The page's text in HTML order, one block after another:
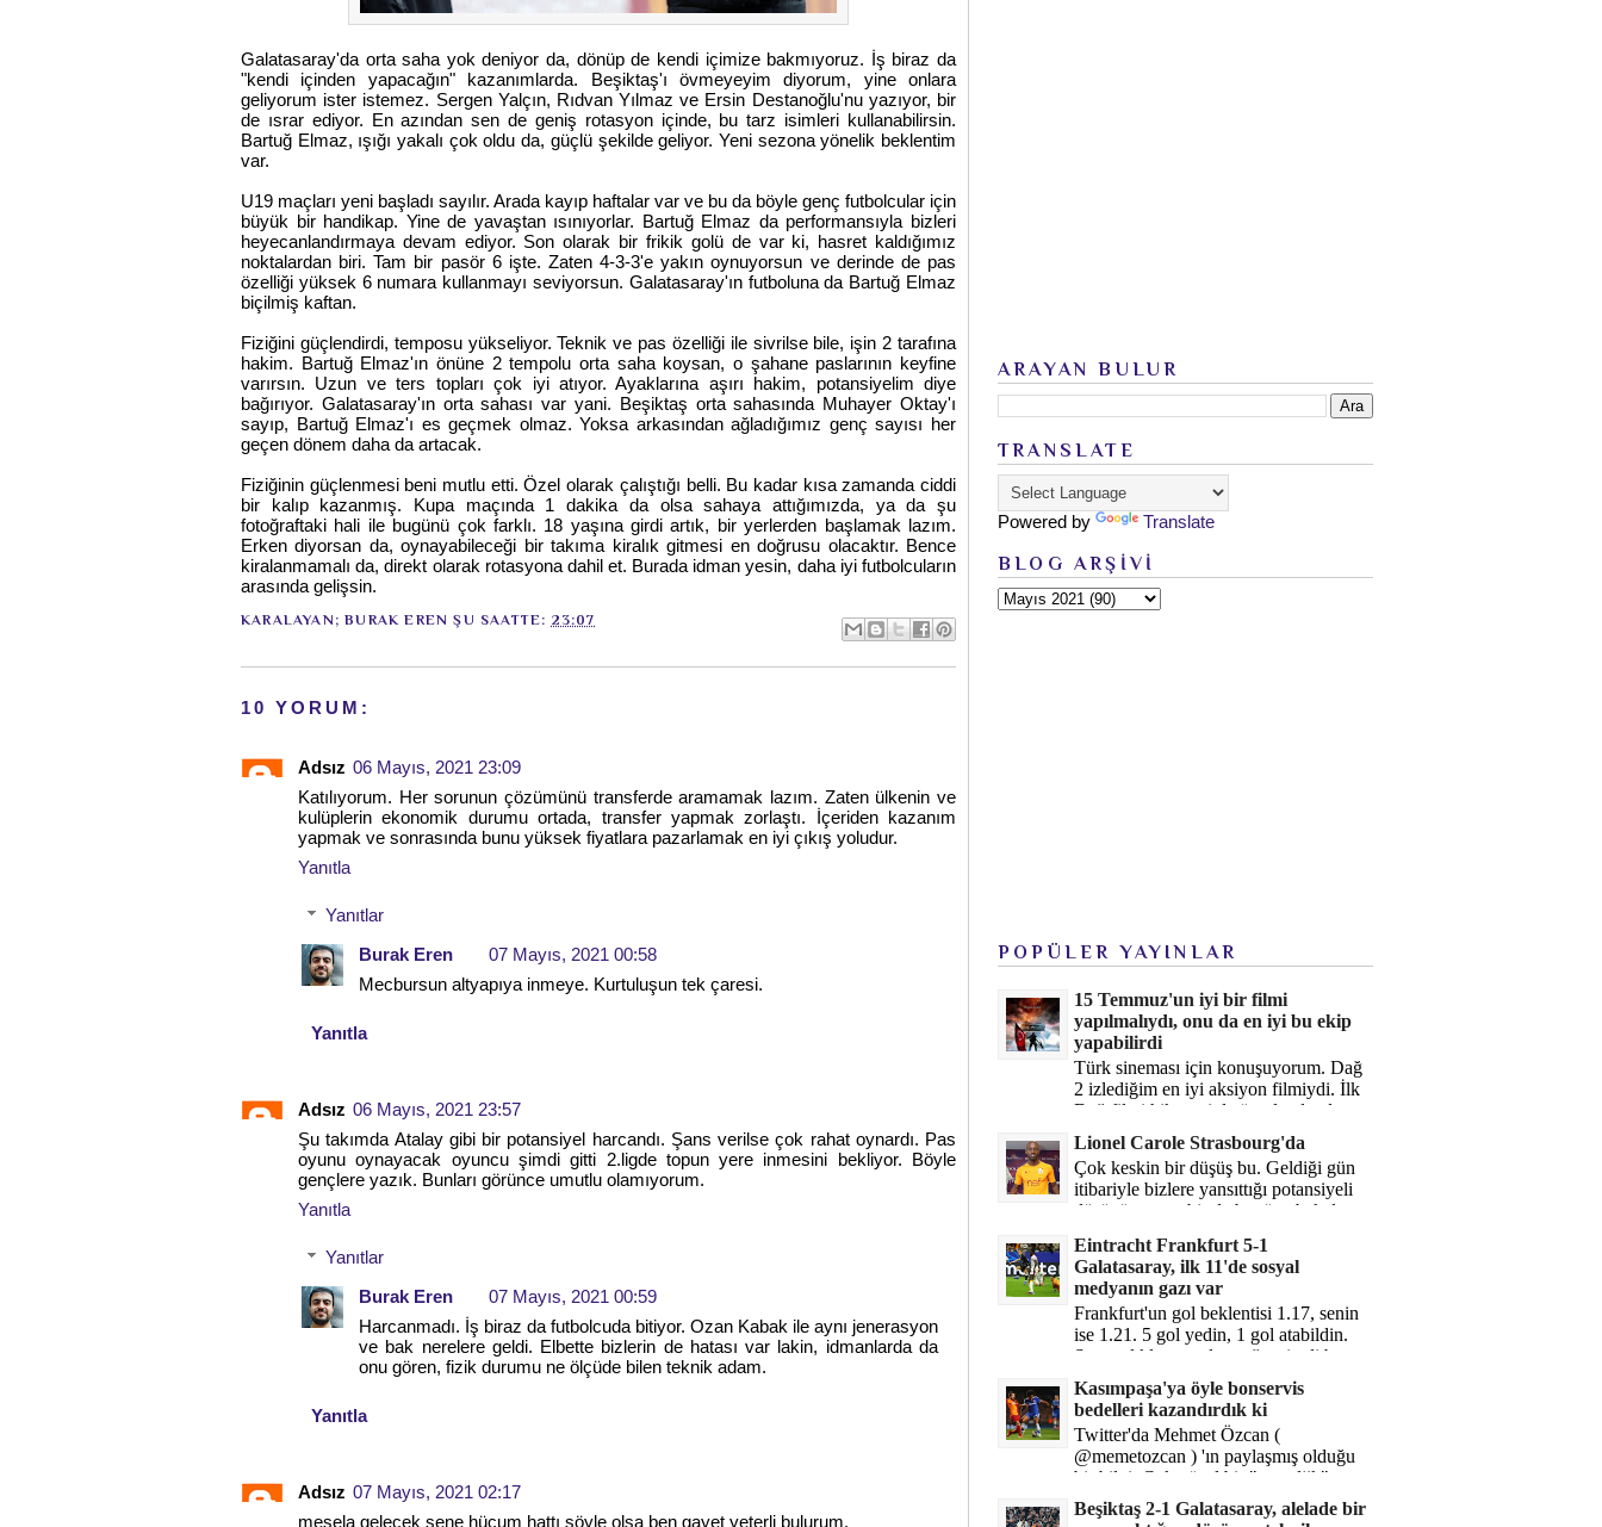
Galatasaray'da orta saha yok deniyor da, dönüp de kendi içimize bakmıyoruz. İş biraz da
"kendi içinden yapacağın" kazanımlarda. Beşiktaş'ı övmeyeyim diyorum, yine onlara
geliyorum ister istemez. Sergen Yalçın, Rıdvan Yılmaz ve Ersin Destanoğlu'nu yazıyor, bir
de ısrar ediyor. En azından sen de geniş rotasyon içinde, bu tarz isimleri kullanabilirsin.
Bartuğ Elmaz, ışığı yakalı çok oldu da, güçlü şekilde geliyor. Yeni sezona yönelik beklentim
var.
U19 maçları yeni başladı sayılır. Arada kayıp haftalar var ve bu da böyle genç futbolcular için
büyük bir handikap. Yine de yavaştan ısınıyorlar. Bartuğ Elmaz da performansıyla bizleri
heyecanlandırmaya devam ediyor. Son olarak bir frikik golü de var ki, hasret kaldığımız
noktalardan biri. Tam bir pasör 6 işte. Zaten 4-3-3'e yakın oynuyorsun ve derinde de pas
özelliği yüksek 6 numara kullanmayı seviyorsun. Galatasaray'ın futboluna da Bartuğ Elmaz
biçilmiş kaftan.
Fiziğini güçlendirdi, temposu yükseliyor. Teknik ve pas özelliği ile sivrilse bile, işin 2 tarafına
hakim. Bartuğ Elmaz'ın önüne 2 tempolu orta saha koysan, o şahane paslarının keyfine
varırsın. Uzun ve ters topları çok iyi atıyor. Ayaklarına aşırı hakim, potansiyelim diye
bağırıyor. Galatasaray'ın orta sahası var yani. Beşiktaş orta sahasında Muhayer Oktay'ı
sayıp, Bartuğ Elmaz'ı es geçmek olmaz. Yoksa arkasından ağladığımız genç sayısı her
geçen dönem daha da artacak.
Fiziğinin güçlenmesi beni mutlu etti. Özel olarak çalıştığı belli. Bu kadar kısa zamanda ciddi
bir kalıp kazanmış. Kupa maçında 1 dakika da olsa sahaya attığımızda, ya da şu
fotoğraftaki hali ile bugünü çok farklı. 18 yaşına girdi artık, bir yerlerden başlamak lazım.
Erken diyorsan da, oynayabileceği bir takıma kiralık gitmesi en doğrusu olacaktır. Bence
kiralanmamalı da, direkt olarak rotasyona dahil et. Burada idman yesin, daha iyi futbolcuların
arasında gelişsin.
KARALAYAN;BURAK EREN ŞU SAATTE: 23:07
10 YORUM:
Adsız 06 Mayıs, 2021 23:09
Katılıyorum. Her sorunun çözümünü transferde aramamak lazım. Zaten ülkenin ve
kulüplerin ekonomik durumu ortada, transfer yapmak zorlaştı. İçeriden kazanım
yapmak ve sonrasında bunu yüksek fiyatlara pazarlamak en iyi çıkış yoludur.
Yanıtla
Yanıtlar
Burak Eren
07 Mayıs, 2021 00:58
Mecbursun altyapıya inmeye. Kurtuluşun tek çaresi.
Yanıtla
Adsız 06 Mayıs, 2021 23:57
Şu takımda Atalay gibi bir potansiyel harcandı. Şans verilse çok rahat oynardı. Pas
oyunu oynayacak oyuncu şimdi gitti 2.ligde topun yere inmesini bekliyor. Böyle
gençlere yazık. Bunları görünce umutlu olamıyorum.
Yanıtla
Yanıtlar
Burak Eren
07 Mayıs, 2021 00:59
Harcanmadı. İş biraz da futbolcuda bitiyor. Ozan Kabak ile aynı jenerasyon
ve bak nerelere geldi. Elbette bizlerin de hatası var lakin, idmanlarda da
onu gören, fizik durumu ne ölçüde bilen teknik adam.
Yanıtla
Adsız 07 Mayıs, 2021 02:17
mesela gelecek sene hücum hattı şöyle olsa ben gayet yeterli bulurum.
ARAYAN BULUR
TRANSLATE
Powered by Translate
BLOG ARŞİVİ
POPÜLER YAYINLAR
15 Temmuz'un iyi bir filmi
yapılmalıydı, onu da en iyi bu ekip
yapabilirdi
Türk sineması için konuşuyorum. Dağ
2 izlediğim en iyi aksiyon filmiydi. İlk
Dağ filmi hikayesiyle ön plandaydı,
Dağ 2 ise belki o hika...
Lionel Carole Strasbourg'da
Çok keskin bir düşüş bu. Geldiği gün
itibariyle bizlere yansıttığı potansiyeli
düşünüyorum, bir de bugüne bakalım.
Eintracht Frankfurt 5-1
Galatasaray, ilk 11'de sosyal
medyanın gazı var
Frankfurt'un gol beklentisi 1.17, senin
ise 1.21. 5 gol yedin, 1 gol atabildin.
Şanssızlıkla mı anlatacağız şimdi bu
durumu? Rakibin 5 ş...
Kasımpaşa'ya öyle bonservis
bedelleri kazandırdık ki
Twitter'da Mehmet Özcan (
@memetozcan ) 'ın paylaşmış olduğu
bir bilgi. Çok güzel bir "nostaljik" pas
diyelim. Kasımpaşa...
Beşiktaş 2-1 Galatasaray, alelade bir